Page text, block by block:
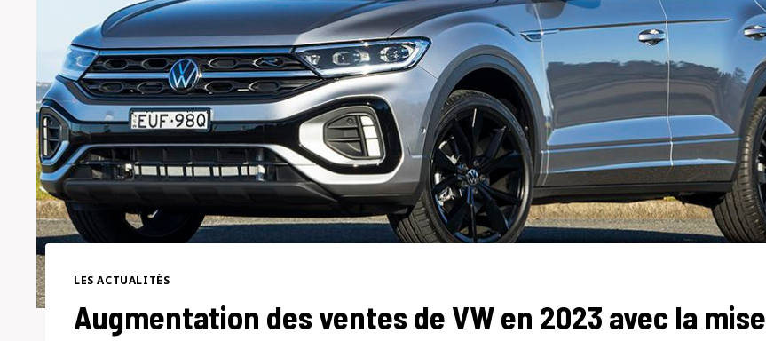
LES ACTUALITÉS
Augmentation des ventes de VW en 2023 avec la mise